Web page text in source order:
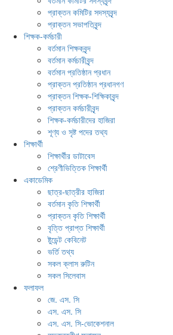
প্রাক্তন কমিটির সদস্যবৃন্দ
প্রাক্তন সভাপতিবৃন্দ
শিক্ষক-কর্মচারী
বর্তমান শিক্ষকবৃন্দ
বর্তমান কর্মচারীবৃন্দ
বর্তমান প্রতিষ্ঠান প্রধান
প্রাক্তন প্রতিষ্ঠান প্রধানগণ
প্রাক্তন শিক্ষক-শিক্ষিকাবৃন্দ
প্রাক্তন কর্মচারীবৃন্দ
শিক্ষক-কর্মচারীদের হাজিরা
শূণ্য ও সৃষ্ট পদের তথ্য
শিক্ষার্থী
শিক্ষার্থীর ডাটাবেস
শ্রেণীভিত্তিক শিক্ষার্থী
একাডেমিক
ছাত্র-ছাত্রীর হাজিরা
বর্তমান কৃতি শিক্ষার্থী
প্রাক্তন কৃতি শিক্ষার্থী
বৃত্তি প্রাপ্ত শিক্ষার্থী
ষ্টুডেন্ট কেবিনেট
ভর্তি তথ্য
সকল ক্লাস রুটিন
সকল সিলেবাস
ফলাফল
জে. এস. সি
এস. এস. সি
এস. এস. সি-ভোকেশনাল